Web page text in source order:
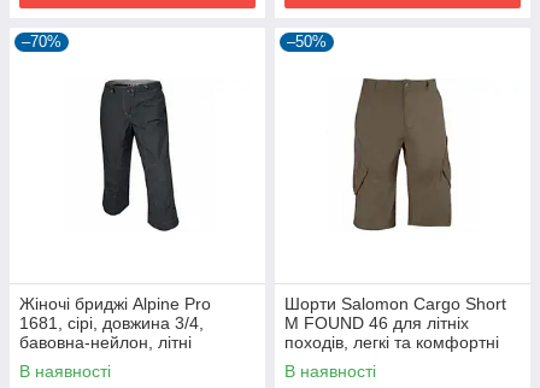
–70%
Жіночі бриджі Alpine Pro
1681, сірі, довжина 3/4,
бавовна-нейлон, літні
В наявності
–50%
Шорти Salomon Cargo Short
M FOUND 46 для літніх
походів, легкі та комфортні
В наявності